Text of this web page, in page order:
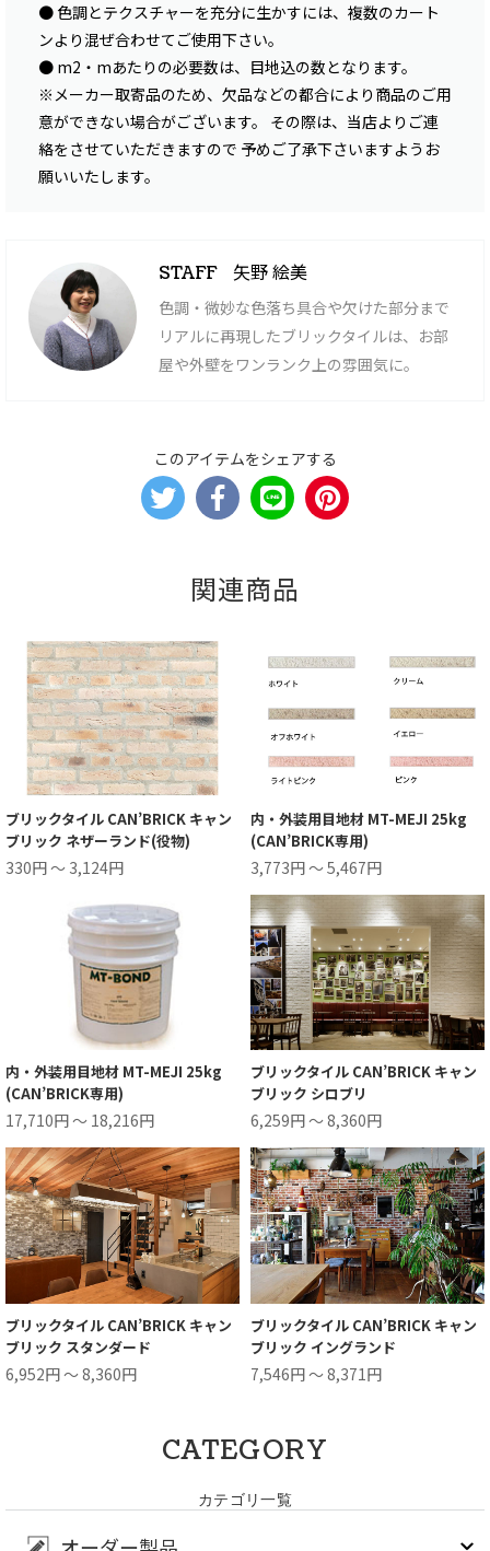
● 色調とテクスチャーを充分に生かすには、複数のカート
ンより混ぜ合わせてご使用下さい。
● m2・mあたりの必要数は、目地込の数となります。
※メーカー取寄品のため、欠品などの都合により商品のご用
意ができない場合がございます。 その際は、当店よりご連
絡をさせていただきますので 予めご了承下さいますようお
願いいたします。
STAFF 矢野 絵美
色調・微妙な色落ち具合や欠けた部分まで
リアルに再現したブリックタイルは、お部
屋や外壁をワンランク上の雰囲気に。
このアイテムをシェアする
関連商品
ブリックタイル CAN’BRICK キャン
ブリック ネザーランド(役物)
330円 ～ 3,124円
内・外装用目地材 MT-MEJI 25kg
(CAN’BRICK専用)
3,773円 ～ 5,467円
内・外装用目地材 MT-MEJI 25kg
(CAN’BRICK専用)
17,710円 ～ 18,216円
ブリックタイル CAN’BRICK キャン
ブリック シロブリ
6,259円 ～ 8,360円
ブリックタイル CAN’BRICK キャン
ブリック スタンダード
6,952円 ～ 8,360円
ブリックタイル CAN’BRICK キャン
ブリック イングランド
7,546円 ～ 8,371円
CATEGORY
カテゴリ一覧